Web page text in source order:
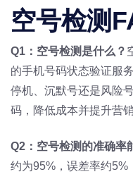
空号检测
Q1： 空号检测 是什么？
的手机号码状态验证服
停机、沉默号还是风险
码，降低成本并提升营销
Q2：空号检测的准确率
约为95%，误差率约5%